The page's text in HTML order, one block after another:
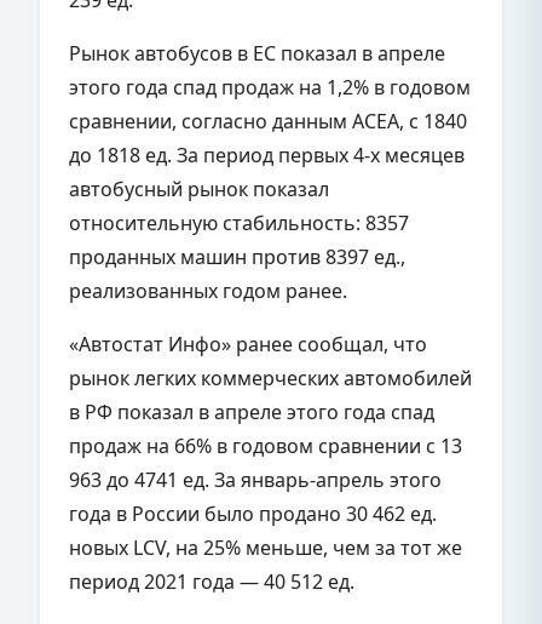
Рынок автобусов в ЕС показал в апреле
этого года спад продаж на 1,2% в годовом
сравнении, согласно данным АСЕА, с 1840
до 1818 ед. За период первых 4-х месяцев
автобусный рынок показал
относительную стабильность: 8357
проданных машин против 8397 ед.,
реализованных годом ранее.
«Автостат Инфо» ранее сообщал, что
рынок легких коммерческих автомобилей
в РФ показал в апреле этого года спад
продаж на 66% в годовом сравнении с 13
963 до 4741 ед. За январь-апрель этого
года в России было продано 30 462 ед.
новых LCV, на 25% меньше, чем за тот же
период 2021 года — 40 512 ед.